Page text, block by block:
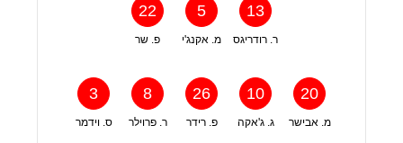
22
פ. שר
5
מ. אקנג'י
13
ר. רודריגס
3
ס. וידמר
8
ר. פרוילר
26
פ. רידר
10
ג. ג'אקה
20
מ. אבישר